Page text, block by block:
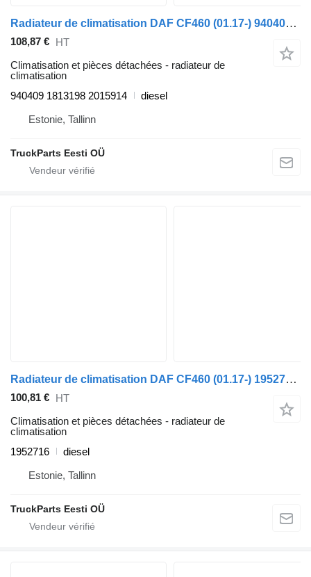
Radiateur de climatisation DAF CF460 (01.17-) 940409 pour tracteur routier DAF CF450, CF460 (2017-)
108,87 € HT
Climatisation et pièces détachées - radiateur de
climatisation
940409 1813198 2015914
diesel
Estonie, Tallinn
TruckParts Eesti OÜ
Radiateur de climatisation DAF CF460 (01.17-) 1952716 pour tracteur routier DAF CF450, CF460 (2017-)
100,81 € HT
Climatisation et pièces détachées - radiateur de
climatisation
1952716
diesel
Estonie, Tallinn
TruckParts Eesti OÜ